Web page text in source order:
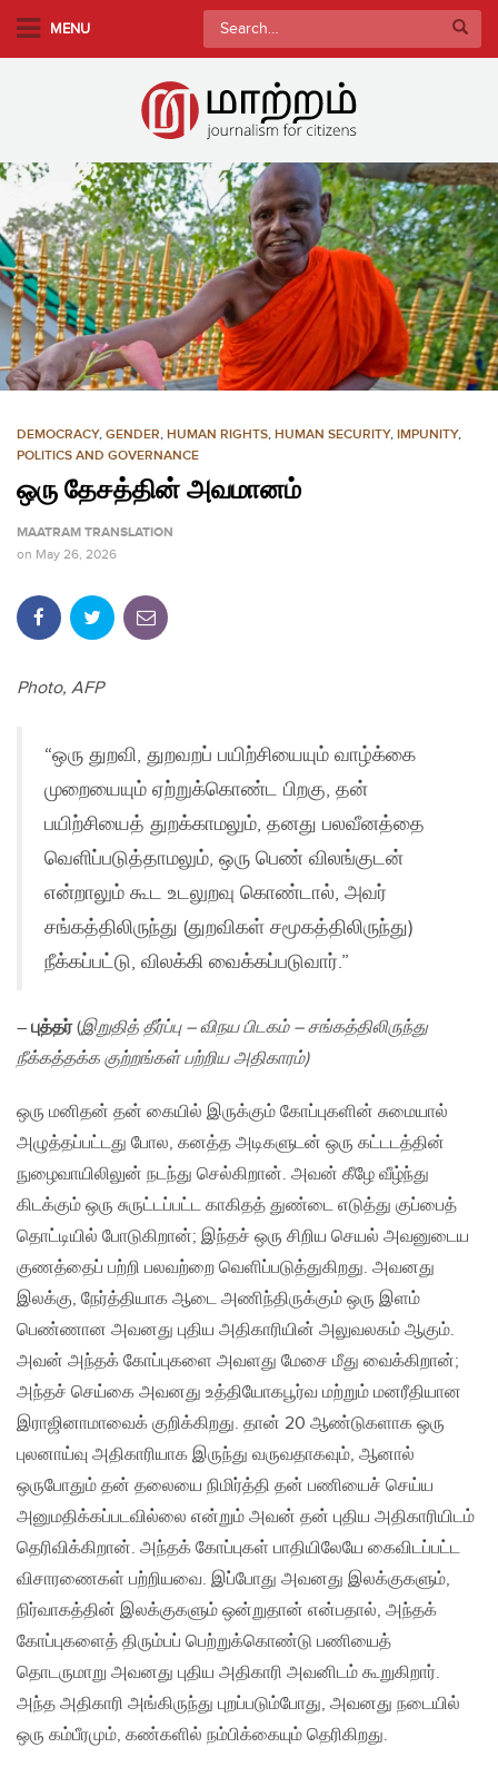
m
i
n
c
o
t
MENU
Search
for:
DEMOCRACY, GENDER, HUMAN RIGHTS, HUMAN SECURITY, IMPUNITY,
POLITICS AND GOVERNANCE
ஒரு தேசத்தின் அவமானம்
MAATRAM TRANSLATION
on May 26, 2026
Photo, AFP
“ஒரு துறவி, துறவறப் பயிற்சியையும் வாழ்க்கை
முறையையும் ஏற்றுக்கொண்ட பிறகு, தன்
பயிற்சியைத் துறக்காமலும், தனது பலவீனத்தை
வெளிப்படுத்தாமலும், ஒரு பெண் விலங்குடன்
என்றாலும் கூட உடலுறவு கொண்டால், அவர்
சங்கத்திலிருந்து (துறவிகள் சமூகத்திலிருந்து)
நீக்கப்பட்டு, விலக்கி வைக்கப்படுவார்.”
– புத்தர்(இறுதித் தீர்ப்பு – விநய பிடகம் – சங்கத்திலிருந்து
நீக்கத்தக்க குற்றங்கள் பற்றிய அதிகாரம்)
ஒரு மனிதன் தன் கையில் இருக்கும் கோப்புகளின் சுமையால்
அழுத்தப்பட்டது போல, கனத்த அடிகளுடன் ஒரு கட்டடத்தின்
நுழைவாயிலிலுன் நடந்து செல்கிறான். அவன் கீழே வீழ்ந்து
கிடக்கும் ஒரு சுருட்டப்பட்ட காகிதத் துண்டை எடுத்து குப்பைத்
தொட்டியில் போடுகிறான்; இந்தச் ஒரு சிறிய செயல் அவனுடைய
குணத்தைப் பற்றி பலவற்றை வெளிப்படுத்துகிறது. அவனது
இலக்கு, நேர்த்தியாக ஆடை அணிந்திருக்கும் ஒரு இளம்
பெண்ணான அவனது புதிய அதிகாரியின் அலுவலகம் ஆகும்.
அவன் அந்தக் கோப்புகளை அவளது மேசை மீது வைக்கிறான்;
அந்தச் செய்கை அவனது உத்தியோகபூர்வ மற்றும் மனரீதியான
இராஜினாமாவைக் குறிக்கிறது. தான் 20 ஆண்டுகளாக ஒரு
புலனாய்வு அதிகாரியாக இருந்து வருவதாகவும், ஆனால்
ஒருபோதும் தன் தலையை நிமிர்த்தி தன் பணியைச் செய்ய
அனுமதிக்கப்படவில்லை என்றும் அவன் தன் புதிய அதிகாரியிடம்
தெரிவிக்கிறான். அந்தக் கோப்புகள் பாதியிலேயே கைவிடப்பட்ட
விசாரணைகள் பற்றியவை. இப்போது அவனது இலக்குகளும்,
நிர்வாகத்தின் இலக்குகளும் ஒன்றுதான் என்பதால், அந்தக்
கோப்புகளைத் திரும்பப் பெற்றுக்கொண்டு பணியைத்
தொடருமாறு அவனது புதிய அதிகாரி அவனிடம் கூறுகிறார்.
அந்த அதிகாரி அங்கிருந்து புறப்படும்போது, அவனது நடையில்
ஒரு கம்பீரமும், கண்களில் நம்பிக்கையும் தெரிகிறது.